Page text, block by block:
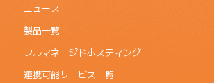
ニュース
製品一覧
フルマネージドホスティング
連携可能サービス一覧